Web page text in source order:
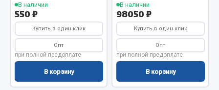
Смазочные материалы
Охладжающие жидкости
Технические жидкости
В наличии
550 ₽
Купить в один клик
Опт
при полной предоплате
В корзину
В наличии
98050 ₽
Купить в один клик
Опт
при полной предоплате
В корзину